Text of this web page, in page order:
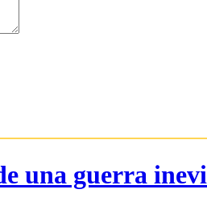
una guerra